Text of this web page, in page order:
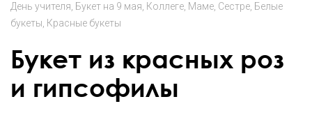
День учителя Букет на 9 мая Коллеге Маме Сестре Белые
букеты Красные букеты
Букет из красных роз
и гипсофилы